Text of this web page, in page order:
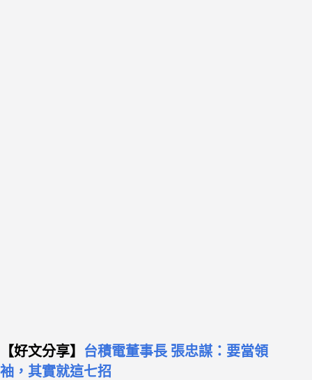
【好文分享】 台積電董事長 張忠謀：要當領
袖，其實就這七招